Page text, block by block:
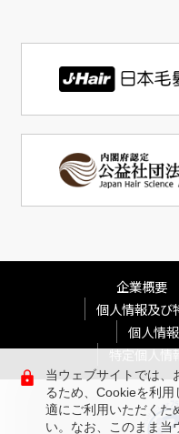
企業概要
個人情報及び
個人情
特定個人情
当ウェブサイトでは、
るため、Cookieを利
適にご利用いただくた
い。なお、このまま当